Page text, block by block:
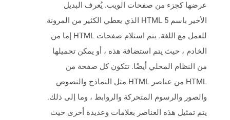
عرضها كجزء من صفحات الويب. يُعرف البديل
الأخير باسم HTML 5 الذي يعطي الكثير من المرونة
للعمل مع اللغة. يتم استلام صفحات HTML إما من
الخادم ، حيث يتم استضافة هذه ، أو يمكن تحميلها
من النظام المحلي أيضًا. تتكون كل صفحة من
HTML من عناصر HTML مثل النماذج والنصوص
والصور والرسوم المتحركة والروابط ، وما إلى ذلك.
يتم تمثيل هذه العناصر بعلامات وعديدة أخرى حيث